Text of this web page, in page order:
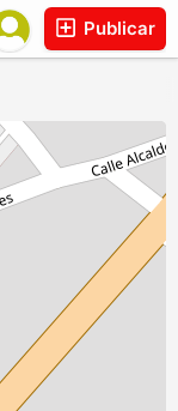
Publicar